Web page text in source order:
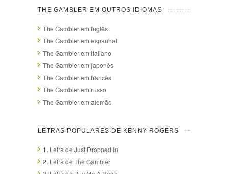
THE GAMBLER EM OUTROS IDIOMAS
The Gambler em Inglês
The Gambler em espanhol
The Gambler em italiano
The Gambler em japonês
The Gambler em francês
The Gambler em russo
The Gambler em alemão
LETRAS POPULARES DE KENNY ROGERS
1. Letra de Just Dropped In
2. Letra de The Gambler